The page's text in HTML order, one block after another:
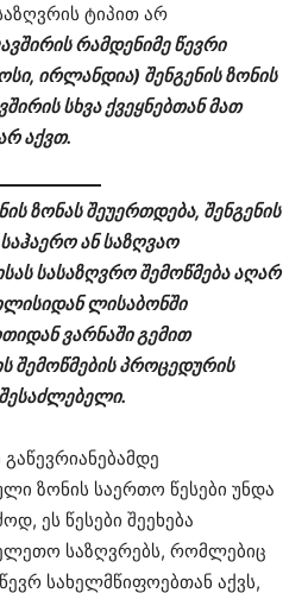
ტიპით არ
რამდენიმე წევრი
ირლანდია) შენგენის ზონის
სხვა ქვეყნებთან მათ
აქვთ.
ზონას შეუერთდება, შენგენის
ან საზღვაო
სასაზღვრო შემოწმება აღარ
ლისაბონში
ვარნაში გემით
შემოწმების პროცედურის
ზონის საერთო წესები უნდა
ეს წესები შეეხება
საზღვრებს, რომლებიც
სახელმწიფოებთან აქვს,